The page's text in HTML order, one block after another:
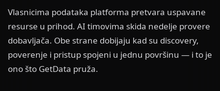
Vlasnicima podataka platforma pretvara uspavane
resurse u prihod. AI timovima skida nedelje provere
dobavljača. Obe strane dobijaju kad su discovery,
poverenje i pristup spojeni u jednu površinu — i to je
ono što GetData pruža.